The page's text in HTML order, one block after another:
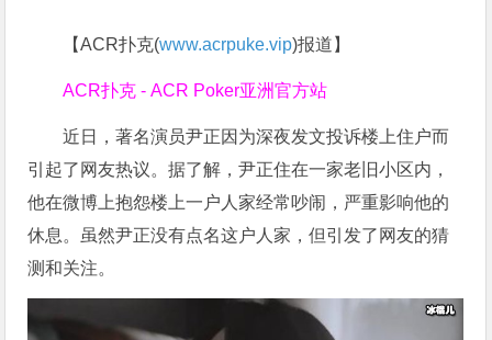
【ACR扑克(www.acrpuke.vip)报道】
ACR扑克 - ACR Poker亚洲官方站
近日，著名演员尹正因为深夜发文投诉楼上住户而
引起了网友热议。据了解，尹正住在一家老旧小区内，
他在微博上抱怨楼上一户人家经常吵闹，严重影响他的
休息。虽然尹正没有点名这户人家，但引发了网友的猜
测和关注。